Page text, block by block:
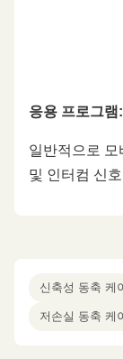
응용 프로그램:
일반적으로 모
및 인터컴 신
신축성 동축 케
저손실 동축 케